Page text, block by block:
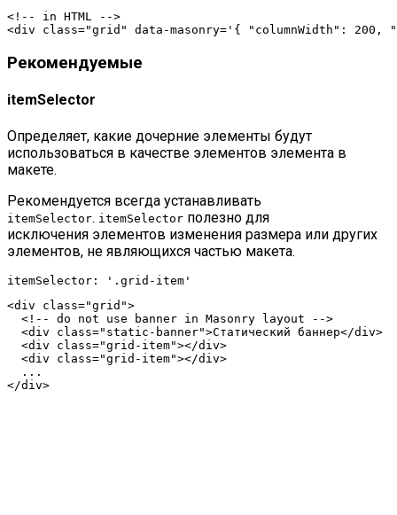
<!-- in HTML -->
<div class="grid" data-masonry='{ "columnWidth":
Рекомендуемые
itemSelector
Определяет, какие дочерние элементы будут
использоваться в качестве элементов элемента в
макете.
Рекомендуется всегда устанавливать
itemSelector. itemSelector полезно для
исключения элементов изменения размера или других
элементов, не являющихся частью макета.
itemSelector: '.grid-item'
<div class="grid">
  <!-- do not use banner in Masonry layout -->
  <div class="static-banner">Статический баннер</div>
  <div class="grid-item"></div>
  <div class="grid-item"></div>
  ...
</div>